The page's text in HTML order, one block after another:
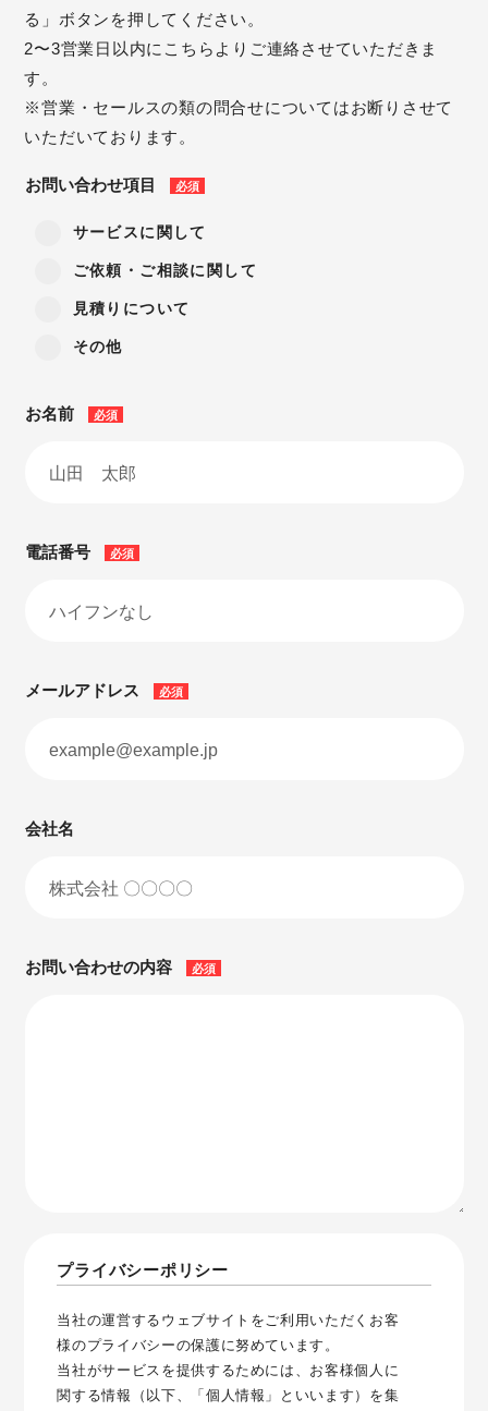
る」ボタンを押してください。
2〜3営業日以内にこちらよりご連絡させていただきま
す。
※営業・セールスの類の問合せについてはお断りさせて
いただいております。
お問い合わせ項目 必須
サービスに関して
ご依頼・ご相談に関して
見積りについて
その他
お名前 必須
電話番号 必須
メールアドレス 必須
会社名
お問い合わせの内容 必須
プライバシーポリシー
当社の運営するウェブサイトをご利用いただくお客
様のプライバシーの保護に努めています。
当社がサービスを提供するためには、お客様個人に
関する情報（以下、「個人情報」といいます）を集